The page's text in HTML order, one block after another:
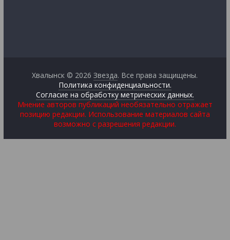
Хвалынск © 2026Звезда. Все права защищены.
Политика конфиденциальности.
Согласие на обработку метрических данных.
Мнение авторов публикаций необязательно отражает
позицию редакции. Использование материалов сайта
возможно с разрешения редакции.